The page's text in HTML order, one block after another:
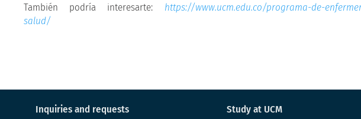
También podría interesarte: https://www.ucm.edu.co/programa-de-
salud/
Inquiries and requests Study at UCM